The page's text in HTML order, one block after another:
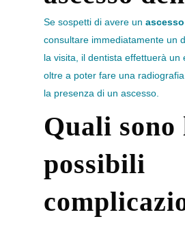
Se sospetti di avere un
consultare immediatamente un
la visita, il dentista effettuerà un
oltre a poter fare una
la presenza di un ascesso.
Quali sono
possibili